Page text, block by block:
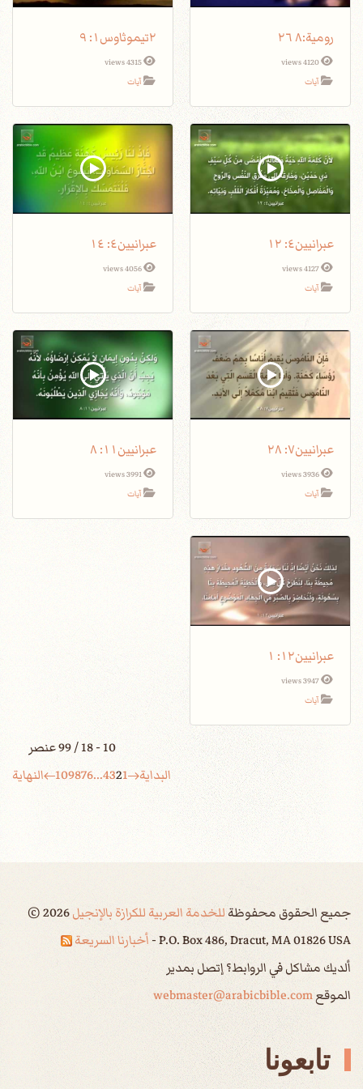
4120 views
آيات
٢تيموثاوس١: ٩
4315 views
آيات
عبرانيين٤: ١٢
4127 views
آيات
عبرانيين٤: ١٤
4056 views
آيات
عبرانيين٧: ٢٨
3936 views
آيات
عبرانيين١١: ٨
3991 views
آيات
عبرانيين١٢: ١
3947 views
آيات
10 - 18 / 99 عنصر
البداية
1
2
3
4
...
6
7
8
9
10 النهاية
جميع الحقوق محفوظةللخدمة العربية للكرازة بالإنجيل ©2026
P.O. Box 486, Dracut, MA 01826 USA - أخبارنا السريعة
ألديك مشاكل في الروابط؟ إتصل بمدير
الموقعwebmaster@arabicbible.com
تابعونا